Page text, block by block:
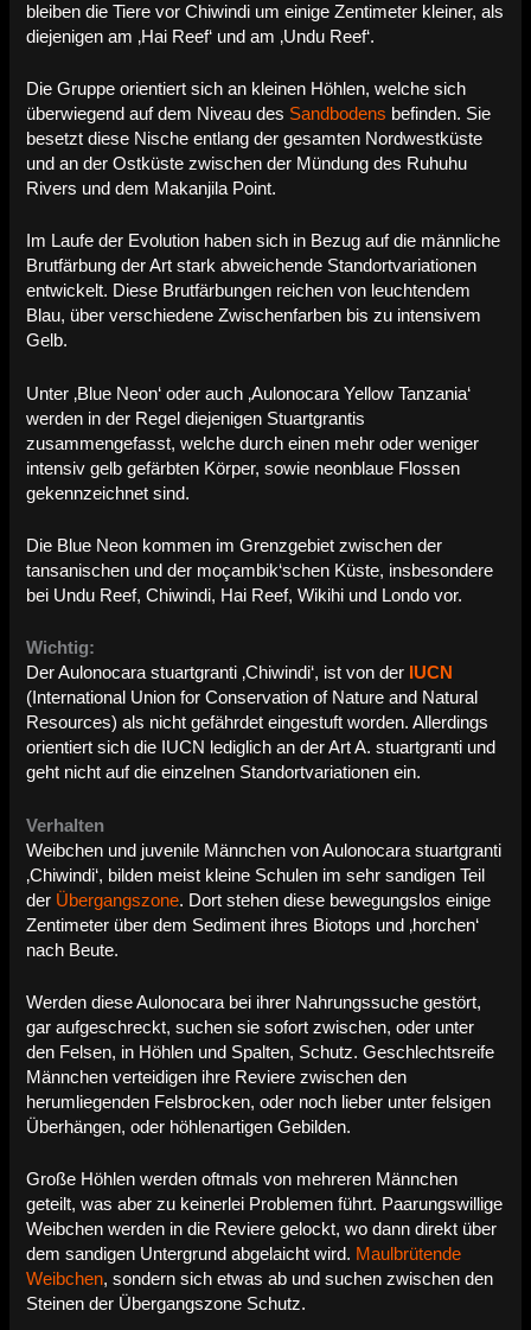
bleiben die Tiere vor Chiwindi um einige Zentimeter kleiner, als
diejenigen am ‚Hai Reef‘ und am ‚Undu Reef‘.
Die Gruppe orientiert sich an kleinen Höhlen, welche sich
überwiegend auf dem Niveau des Sandbodens befinden. Sie
besetzt diese Nische entlang der gesamten Nordwestküste
und an der Ostküste zwischen der Mündung des Ruhuhu
Rivers und dem Makanjila Point.
Im Laufe der Evolution haben sich in Bezug auf die männliche
Brutfärbung der Art stark abweichende Standortvariationen
entwickelt. Diese Brutfärbungen reichen von leuchtendem
Blau, über verschiedene Zwischenfarben bis zu intensivem
Gelb.
Unter ‚Blue Neon‘ oder auch ‚Aulonocara Yellow Tanzania‘
werden in der Regel diejenigen Stuartgrantis
zusammengefasst, welche durch einen mehr oder weniger
intensiv gelb gefärbten Körper, sowie neonblaue Flossen
gekennzeichnet sind.
Die Blue Neon kommen im Grenzgebiet zwischen der
tansanischen und der moçambik‘schen Küste, insbesondere
bei Undu Reef, Chiwindi, Hai Reef, Wikihi und Londo vor.
Wichtig:
Der Aulonocara stuartgranti ‚Chiwindi‘, ist von der IUCN
(International Union for Conservation of Nature and Natural
Resources) als nicht gefährdet eingestuft worden. Allerdings
orientiert sich die IUCN lediglich an der Art A. stuartgranti und
geht nicht auf die einzelnen Standortvariationen ein.
Verhalten
Weibchen und juvenile Männchen von Aulonocara stuartgranti
‚Chiwindi‘, bilden meist kleine Schulen im sehr sandigen Teil
der Übergangszone. Dort stehen diese bewegungslos einige
Zentimeter über dem Sediment ihres Biotops und ‚horchen‘
nach Beute.
Werden diese Aulonocara bei ihrer Nahrungssuche gestört,
gar aufgeschreckt, suchen sie sofort zwischen, oder unter
den Felsen, in Höhlen und Spalten, Schutz.Geschlechtsreife
Männchen verteidigen ihre Reviere zwischen den
herumliegenden Felsbrocken, oder noch lieber unter felsigen
Überhängen, oder höhlenartigen Gebilden.
Große Höhlen werden oftmals von mehreren Männchen
geteilt, was aber zu keinerlei Problemen führt. Paarungswillige
Weibchen werden in die Reviere gelockt, wo dann direkt über
dem sandigen Untergrund abgelaicht wird. Maulbrütende
Weibchen, sondern sich etwas ab und suchen zwischen den
Steinen der Übergangszone Schutz.